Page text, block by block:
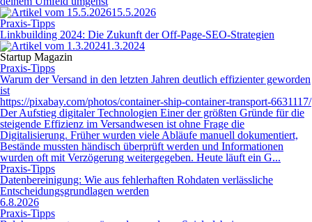
15.5.2026
Praxis-Tipps
Linkbuilding 2024: Die Zukunft der Off-Page-SEO-Strategien
1.3.2024
Startup Magazin
Praxis-Tipps
Warum der Versand in den letzten Jahren deutlich effizienter geworden
ist
https://pixabay.com/photos/container-ship-container-transport-6631117/
Der Aufstieg digitaler Technologien Einer der größten Gründe für die
steigende Effizienz im Versandwesen ist ohne Frage die
Digitalisierung. Früher wurden viele Abläufe manuell dokumentiert,
Bestände mussten händisch überprüft werden und Informationen
wurden oft mit Verzögerung weitergegeben. Heute läuft ein G...
Praxis-Tipps
Datenbereinigung: Wie aus fehlerhaften Rohdaten verlässliche
Entscheidungsgrundlagen werden
6.8.2026
Praxis-Tipps